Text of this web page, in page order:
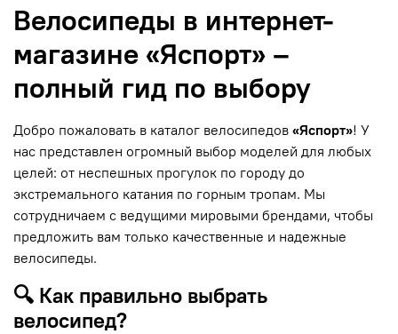
Велосипеды в интернет-
магазине «Яспорт» –
полный гид по выбору
Добро пожаловать в каталог велосипедов «Яспорт»! У
нас представлен огромный выбор моделей для любых
целей: от неспешных прогулок по городу до
экстремального катания по горным тропам. Мы
сотрудничаем с ведущими мировыми брендами, чтобы
предложить вам только качественные и надежные
велосипеды.
🔍 Как правильно выбрать
велосипед?